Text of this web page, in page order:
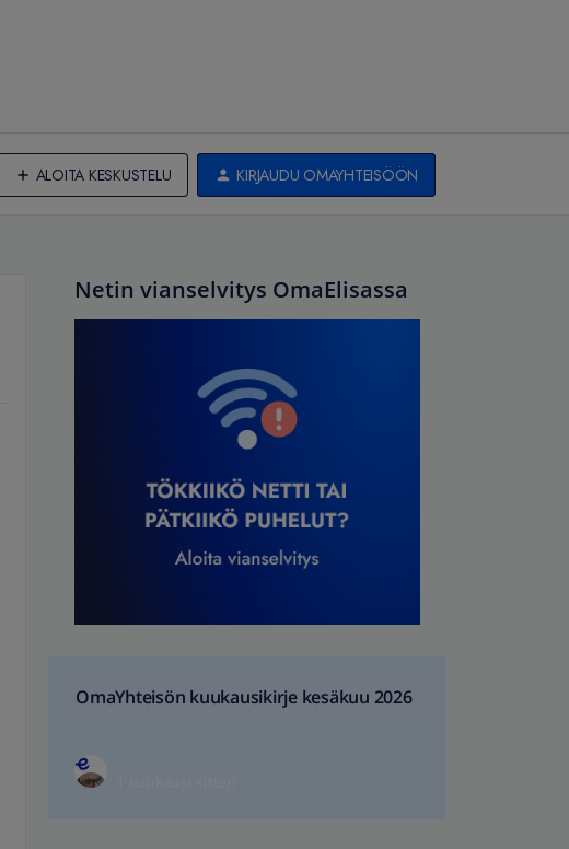
ALOITA KESKUSTELU KIRJAUDU OMAYHTEISÖÖN
Netin vianselvitys OmaElisassa
OmaYhteisön kuukausikirje kesäkuu 2026